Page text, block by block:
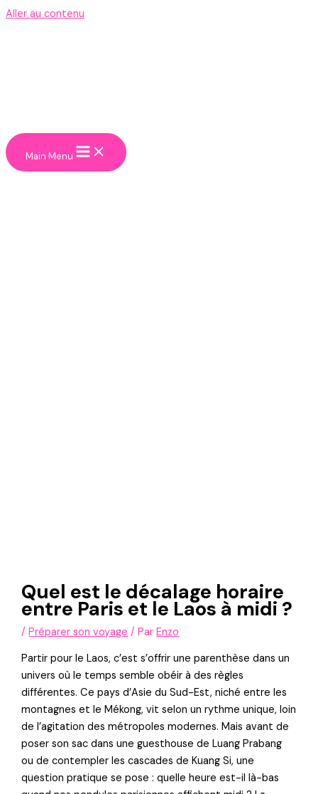
Aller au contenu
Main Menu
Quel est le décalage horaire
entre Paris et le Laos à midi ?
/Préparer son voyage / ParEnzo
Partir pour le Laos, c’est s’offrir une parenthèse dans un
univers où le temps semble obéir à des règles
différentes. Ce pays d’Asie du Sud-Est, niché entre les
montagnes et le Mékong, vit selon un rythme unique, loin
de l’agitation des métropoles modernes. Mais avant de
poser son sac dans une guesthouse de Luang Prabang
ou de contempler les cascades de Kuang Si, une
question pratique se pose : quelle heure est-il là-bas